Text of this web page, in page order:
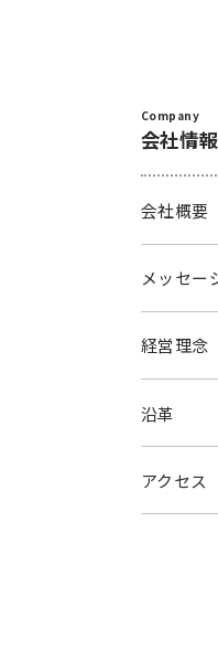
Company
会社情報
会社概要
メッセー
経営理念
沿革
アクセス